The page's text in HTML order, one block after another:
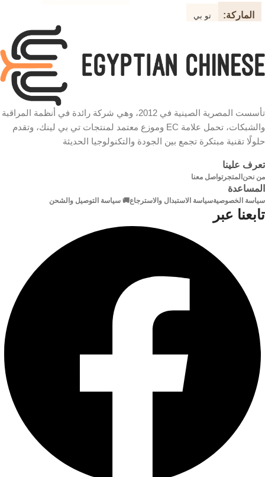
الماركة تو بي
جهاز
2K / 4K
كابل فالت المقاوم للتشابك موصل
ذهبي عالي الجودة النحاس النقي
عزل
الطول 20 م
استشعار بصري
نوع
الاتصال
الفأرة
الضوئية السلكية
الون وردي في أبيض
الماركة 2B
تأسست المصرية الصينية في 2012، وهي شركة رائدة في أنظمة المراقبة
والشبكات، تحمل علامة EC وموزع معتمد لمنتجات تي بي لينك، وتقدم
حلولًا تقنية مبتكرة تجمع بين الجودة والتكنولوجيا الحديثة
تعرف علينا
من نحن المتجرتواصل معنا
المساعدة
سياسة الخصوصيةسياسة الاستبدال والاسترجاع🚚 سياسة التوصيل والشحن
تابعنا عبر